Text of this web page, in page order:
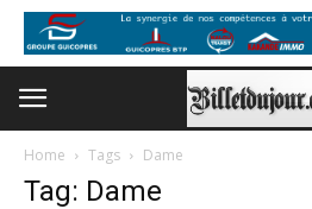
Home Tags Dame
Tag: Dame